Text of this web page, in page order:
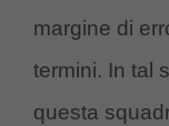
margine di
termini. In tal
questa